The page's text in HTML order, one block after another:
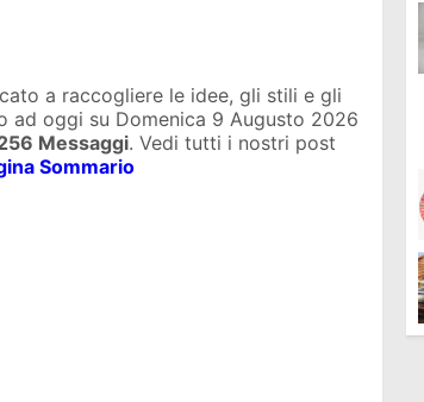
a raccogliere le idee, gli stili e gli
ad oggi su Domenica 9 Augusto 2026
Messaggi. Vedi tutti i nostri post
Sommario